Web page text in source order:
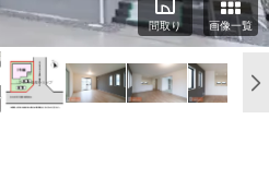
間取り 画像一覧